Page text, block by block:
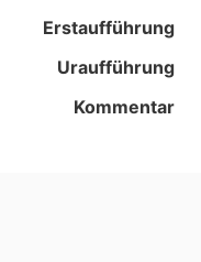
Erstaufführung
Uraufführung
Kommentar